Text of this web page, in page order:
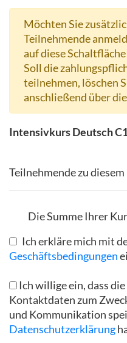
Möchten Sie
Teilnehmende
auf diese Schaltfläche
Soll die
teilnehmen, löschen
anschließend über
Intensivkurs Deutsch
Teilnehmende zu
Die Summe Ihrer
Ich erkläre mich mit
Geschäftsbedingungen
Ich willige ein, dass
Kontaktdaten zum
und Kommunikation
Datenschutzerklärung